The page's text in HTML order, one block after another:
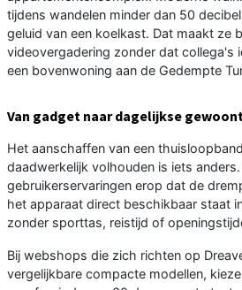
tijdens wandelen minder dan 50
geluid van een koelkast. Dat maakt ze
videovergadering zonder dat collega's
een bovenwoning aan de Gedempte
Van gadget naar dagelijkse
Het aanschaffen van een
daadwerkelijk volhouden is iets
gebruikerservaringen erop dat de
het apparaat direct beschikbaar staat
zonder sporttas, reistijd of
Bij webshops die zich richten op
vergelijkbare compacte modellen,